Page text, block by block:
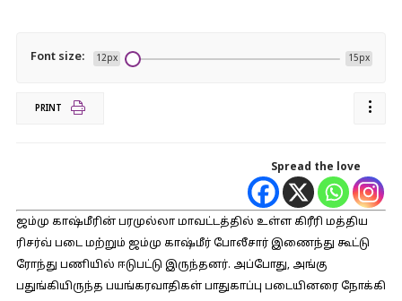
Font size: 12px 15px
PRINT
Spread the love
ஜம்மு காஷ்மீரின் பரமுல்லா மாவட்டத்தில் உள்ள கிரீரி மத்திய
ரிசர்வ் படை மற்றும் ஜம்மு காஷ்மீர் போலீசார் இணைந்து கூட்டு
ரோந்து பணியில் ஈடுபட்டு இருந்தனர். அப்போது, அங்கு
பதுங்கியிருந்த பயங்கரவாதிகள் பாதுகாப்பு படையினரை நோக்கி